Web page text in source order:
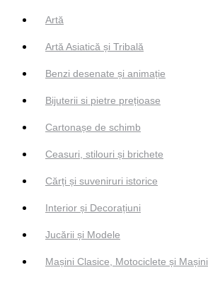
Artă
Artă Asiatică și Tribală
Benzi desenate și animație
Bijuterii si pietre prețioase
Cartonașe de schimb
Ceasuri, stilouri și brichete
Cărți și suveniruri istorice
Interior și Decorațiuni
Jucării și Modele
Mașini Clasice, Motociclete și Mașini